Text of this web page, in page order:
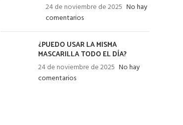
24 de noviembre de 2025 No hay
comentarios
¿PUEDO USAR LA MISMA
MASCARILLA TODO EL DÍA?
24 de noviembre de 2025 No hay
comentarios